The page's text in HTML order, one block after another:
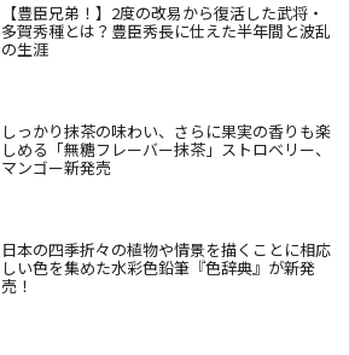
【豊臣兄弟！】2度の改易から復活した武将・
多賀秀種とは？豊臣秀長に仕えた半年間と波乱
の生涯
しっかり抹茶の味わい、さらに果実の香りも楽
しめる「無糖フレーバー抹茶」ストロベリー、
マンゴー新発売
日本の四季折々の植物や情景を描くことに相応
しい色を集めた水彩色鉛筆『色辞典』が新発
売！